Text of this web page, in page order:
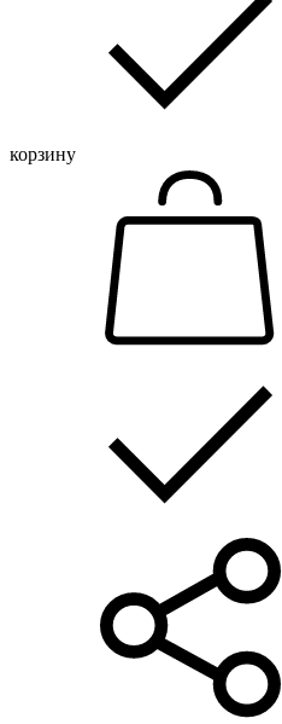
корзину